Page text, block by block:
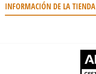
INFORMACIÓN DE LA TIENDA